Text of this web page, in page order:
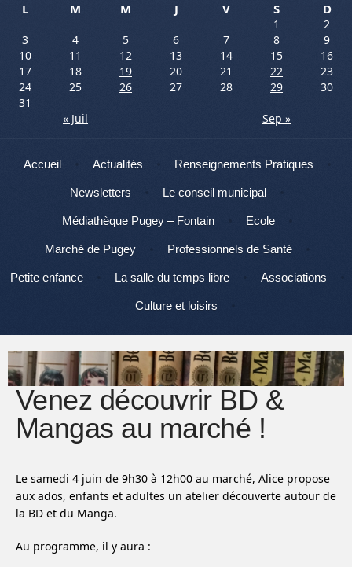
L
M M J V S D
1
2
3
4 5 6 7 8
9
10
11 12 13 14 15
16
17
18 19 20 21 22
23
24
25 26 27 28 29
30
31
« Juil
Sep »
Menu
Aller au contenu
Accueil Actualités Renseignements Pratiques
Newsletters Le conseil municipal
Médiathèque Pugey – Fontain Ecole
Marché de Pugey Professionnels de Santé
Petite enfance La salle du temps libre Associations
Culture et loisirs
Venez découvrir BD &
Mangas au marché !
Le samedi 4 juin de 9h30 à 12h00 au marché, Alice propose
aux ados, enfants et adultes un atelier découverte autour de
la BD et du Manga.
Au programme, il y aura :